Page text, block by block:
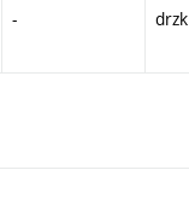
- drzk